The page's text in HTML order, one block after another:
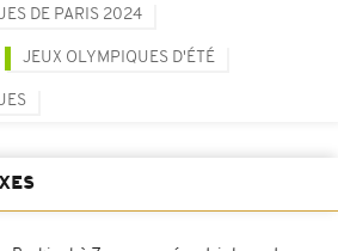
DE PARIS 2024
JEUX OLYMPIQUES D'ÉTÉ